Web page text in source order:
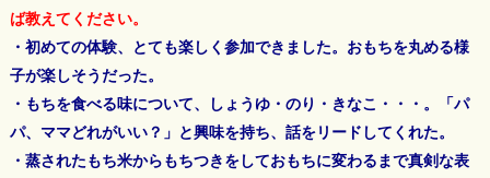
ば教えてください。
・初めての体験、とても楽しく参加できました。おもちを丸める様
子が楽しそうだった。
・もちを食べる味について、しょうゆ・のり・きなこ・・・。「パ
パ、ママどれがいい？」と興味を持ち、話をリードしてくれた。
・蒸されたもち米からもちつきをしておもちに変わるまで真剣な表